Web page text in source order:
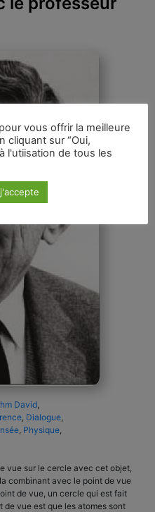
David
Dialogue
Physique
vue sur le cercle avec cet objet,
combinant avec le point de vue
de vue, un cercle qui est fait
de vue est que les atomes sont
vous offrir la meilleure
cliquant sur “Oui,
l'utiisation de tous les